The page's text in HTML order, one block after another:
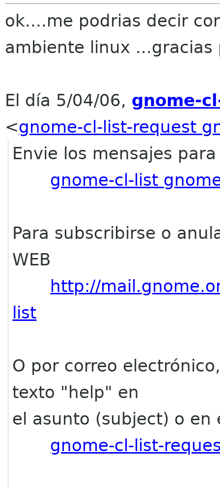
ok....me podrias decir
ambiente linux ...gracias
El día 5/04/06, gnome-
<gnome-cl-list-request
Envie los mensajes
gnome-cl-list
Para subscribirse o
WEB
http://
list
O por correo
texto "help" en
el asunto (subject) o en
gnome-cl-list-